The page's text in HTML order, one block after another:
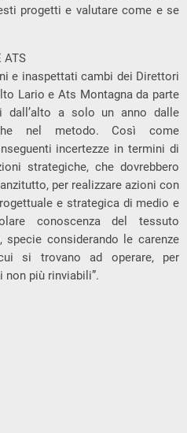
progetti e valutare come e se
ATS
e inaspettati cambi dei Direttori
Lario e Ats Montagna da parte
dall’alto a solo un anno dalle
nel metodo. Così come
incertezze in termini di
strategiche, che dovrebbero
per realizzare azioni con
e strategica di medio e
conoscenza del tessuto
considerando le carenze
si trovano ad operare, per
non più rinviabili”.